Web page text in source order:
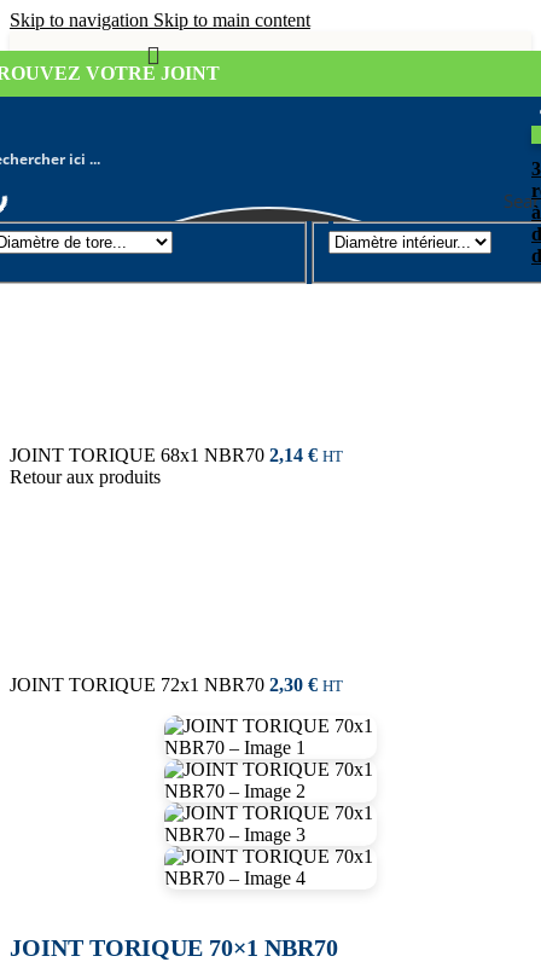
Skip to navigation Skip to main content
VOTRE JOINT
Joint torique/ Diamètre de tore 1mm
JOINT TORIQUE 68x1 NBR70 2,14 € HT
Retour aux produits
JOINT TORIQUE 72x1 NBR70 2,30 € HT
JOINT TORIQUE 70×1 NBR70